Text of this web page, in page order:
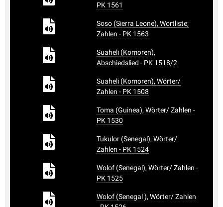
PK 1561
Soso (Sierra Leone), Wortliste;
Zahlen - PK 1563
Suaheli (Komoren),
Abschiedslied - PK 1518/2
Suaheli (Komoren), Wörter/
Zahlen - PK 1508
Toma (Guinea), Wörter/ Zahlen -
PK 1530
Tukulor (Senegal), Wörter/
Zahlen - PK 1524
Wolof (Senegal), Wörter/ Zahlen -
PK 1525
Wolof (Senegal ), Wörter/ Zahlen